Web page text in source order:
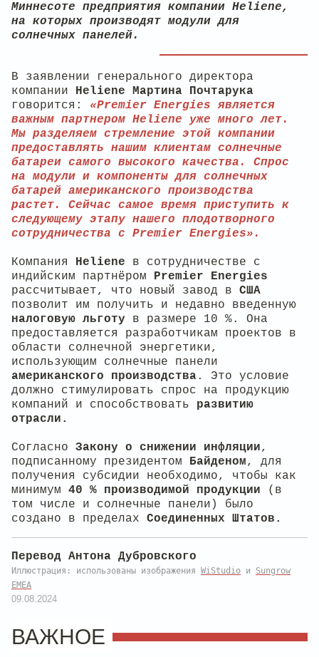
Миннесоте предприятия компании Heliene,
на которых производят модули для
солнечных панелей.
В заявлении генерального директора
компании Heliene Мартина
Почтарука
говорится: «Premier Energies является
важным партнером Heliene уже много лет.
Мы разделяем стремление этой компании
предоставлять нашим клиентам солнечные
батареи самого высокого качества. Спрос
на модули и компоненты для солнечных
батарей американского производства
растет. Сейчас самое время приступить к
следующему этапу нашего плодотворного
сотрудничества с Premier Energies».
Компания Heliene в сотрудничестве с
индийским партнёром Premier Energies
рассчитывает, что новый завод в США
позволит им получить и недавно введенную
налоговую льготу в размере 10 %. Она
предоставляется разработчикам проектов в
области солнечной энергетики,
использующим солнечные панели
американского производства. Это условие
должно стимулировать спрос на продукцию
компаний и способствовать развитию
отрасли.
Согласно Закону о снижении инфляции,
подписанному президентом Байденом, для
получения субсидии необходимо, чтобы как
минимум 40 % производимой продукции (в
том числе и солнечные панели) было
создано в пределах Соединенных Штатов.
Перевод Антона Дубровского
Иллюстрация: использованы изображения WiStudio и Sungrow
EMEA
09.08.2024
ВАЖНОЕ